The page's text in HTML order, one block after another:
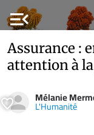
menu_open
Assurance :
attention à
Mélanie
L'Humanité